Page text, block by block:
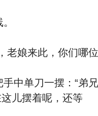
老娘来此，你们哪
中单刀一摆：“弟
儿摆着呢，还等